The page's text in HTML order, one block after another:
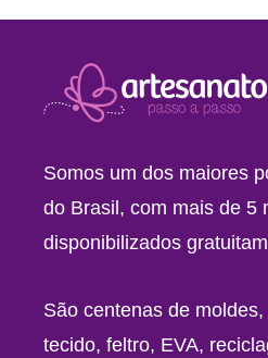
Somos um dos maiores
do Brasil, com mais de 5
disponibilizados
São centenas de
tecido, feltro, EVA,